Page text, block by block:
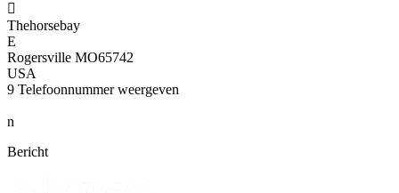

Thehorsebay
E
Rogersville MO65742
USA
9 Telefoonnummer weergeven
n
Bericht